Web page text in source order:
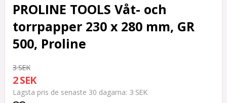
PROLINE TOOLS Våt- och
torrpapper 230 x 280 mm, GR
500, Proline
3 SEK
2 SEK
Lägsta pris de senaste 30 dagarna 3 SEK